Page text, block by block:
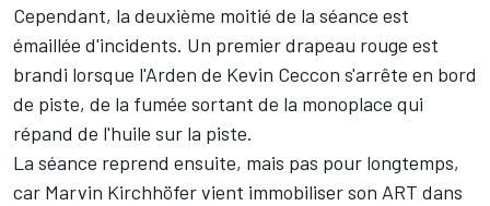
Cependant, la deuxième moitié de la séance est
émaillée d'incidents. Un premier drapeau rouge est
brandi lorsque l'Arden de Kevin Ceccon s'arrête en bord
de piste, de la fumée sortant de la monoplace qui
répand de l'huile sur la piste.
La séance reprend ensuite, mais pas pour longtemps,
car Marvin Kirchhöfer vient immobiliser son ART dans